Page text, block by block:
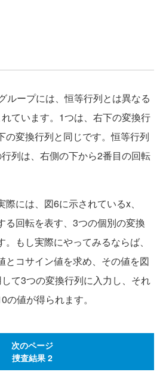
ループには、恒等行列とは異なる
ています。1つは、右下の変換行
の変換行列と同じです。恒等行列
列は、右側の下から2番目の回転
には、図6に示されているx、
る回転を表す、3つの個別の変換
もし実際にやってみるならば、
とコサイン値を求め、その値を図
て3つの変換行列に入力し、それ
値が得られます。
次のページ
捜査結果 2